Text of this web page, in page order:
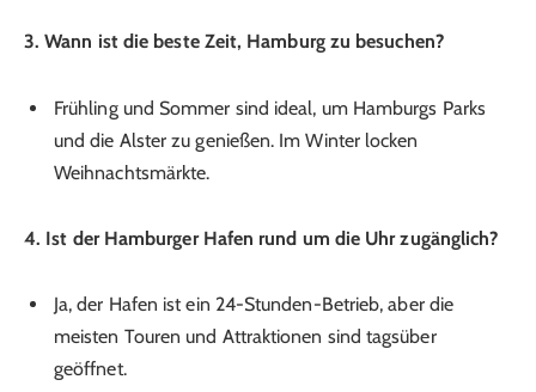
3. Wann ist die beste Zeit, Hamburg zu besuchen?
Frühling und Sommer sind ideal, um Hamburgs Parks
und die Alster zu genießen. Im Winter locken
Weihnachtsmärkte.
4. Ist der Hamburger Hafen rund um die Uhr zugänglich?
Ja, der Hafen ist ein 24-Stunden-Betrieb, aber die
meisten Touren und Attraktionen sind tagsüber
geöffnet.